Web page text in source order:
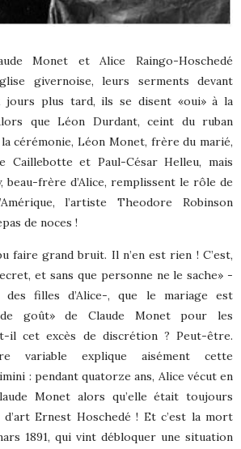
Monet et Alice Raingo-Hoschedé
givernoise, leurs serments devant
jours plus tard, ils se disent «oui» à la
que Léon Durdant, ceint du ruban
cérémonie, Léon Monet, frère du marié,
Caillebotte et Paul-César Helleu, mais
beau-frère d’Alice, remplissent le rôle de
l’artiste Theodore Robinson
de noces !
faire grand bruit. Il n’en est rien ! C’est,
et sans que personne ne le sache» -
des filles d’Alice-, que le mariage est
goût» de Claude Monet pour les
il cet excès de discrétion ? Peut-être.
variable explique aisément cette
: pendant quatorze ans, Alice vécut en
Monet alors qu’elle était toujours
d’art Ernest Hoschedé ! Et c’est la mort
1891, qui vint débloquer une situation